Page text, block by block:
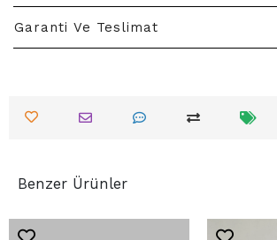
Garanti Ve Teslimat
Benzer Ürünler